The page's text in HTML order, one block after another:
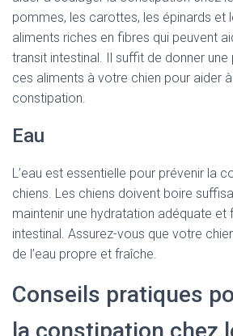
pommes, les carottes, les épinards et
aliments riches en fibres qui peuvent
transit intestinal. Il suffit de donner
ces aliments à votre chien pour aider
constipation.
Eau
L’eau est essentielle pour prévenir la
chiens. Les chiens doivent boire
maintenir une hydratation adéquate et
intestinal. Assurez-vous que votre
de l’eau propre et fraîche.
Conseils pratiques